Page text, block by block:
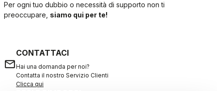
Per ogni tuo dubbio o necessità di supporto non ti
preoccupare, siamo qui per te!
email
CONTATTACI
Hai una domanda per noi?
Contatta il nostro Servizio Clienti
Clicca qui